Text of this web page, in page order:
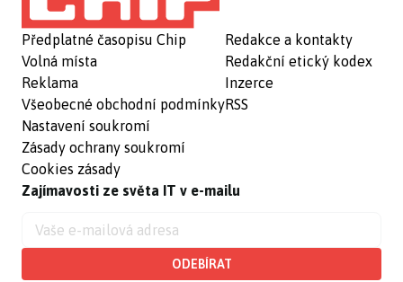
Předplatné časopisu Chip
Volná místa
Reklama
Všeobecné obchodní podmínky
Nastavení soukromí
Zásady ochrany soukromí
Cookies zásady
Redakce a kontakty
Redakční etický kodex
Inzerce
RSS
Zajímavosti ze světa IT v e-mailu
ODEBÍRAT